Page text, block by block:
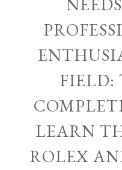
FIELD:
LEARN
ROLEX